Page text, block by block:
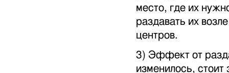
место, где их
раздавать их
центров.
3) Эффект от
изменилось, стоит